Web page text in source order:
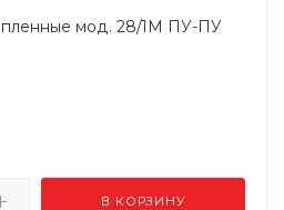
мод. 28/1М ПУ-ПУ
В КОРЗИНУ